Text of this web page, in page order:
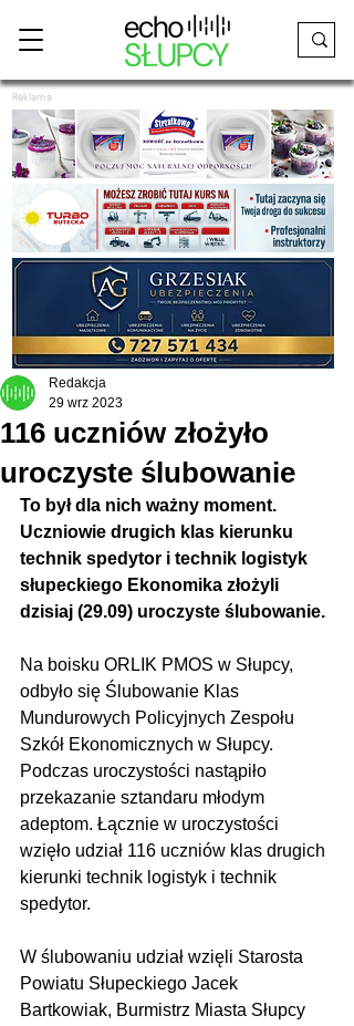
Reklama
116 uczniów złożyło
uroczyste ślubowanie
Redakcja
29 wrz 2023
To był dla nich ważny moment.
Uczniowie drugich klas kierunku
technik spedytor i technik logistyk
słupeckiego Ekonomika złożyli
dzisiaj (29.09) uroczyste ślubowanie.
Na boisku ORLIK PMOS w Słupcy,
odbyło się Ślubowanie Klas
Mundurowych Policyjnych Zespołu
Szkół Ekonomicznych w Słupcy.
Podczas uroczystości nastąpiło
przekazanie sztandaru młodym
adeptom. Łącznie w uroczystości
wzięło udział 116 uczniów klas drugich
kierunki technik logistyk i technik
spedytor.
W ślubowaniu udział wzięli Starosta
Powiatu Słupeckiego Jacek
Bartkowiak, Burmistrz Miasta Słupcy